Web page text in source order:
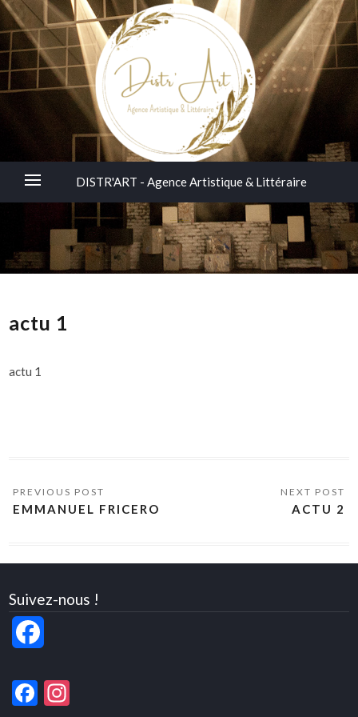
DISTR'ART - Agence Artistique & Littéraire
actu 1
actu 1
EMMANUEL FRICERO ACTU 2
Suivez-nous !
Facebook